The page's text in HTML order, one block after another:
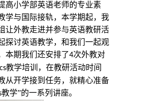
高小学部英语老师的专业素
学与国际接轨，本学期起，我
让外教走进并参与英语教研活
探讨英语教学，和我们一起观
本期我们还安排了4次外教对
教学培训，在教研活动时间
从开学接到任务，就精心准备
教学”的一系列讲座。